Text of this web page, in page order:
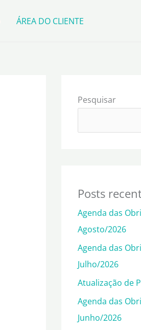
ÁREA DO CLIENTE
Pesquisar
Posts
Agenda das
Agosto/2026
Agenda das
Julho/2026
Atualização de
Agenda das
Junho/2026